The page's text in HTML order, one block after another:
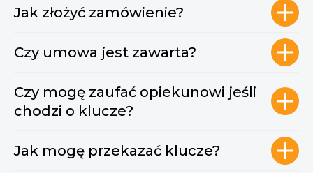
Jak złożyć zamówienie?
Czy umowa jest zawarta?
Czy mogę zaufać opiekunowi jeśli
chodzi o klucze?
Jak mogę przekazać klucze?